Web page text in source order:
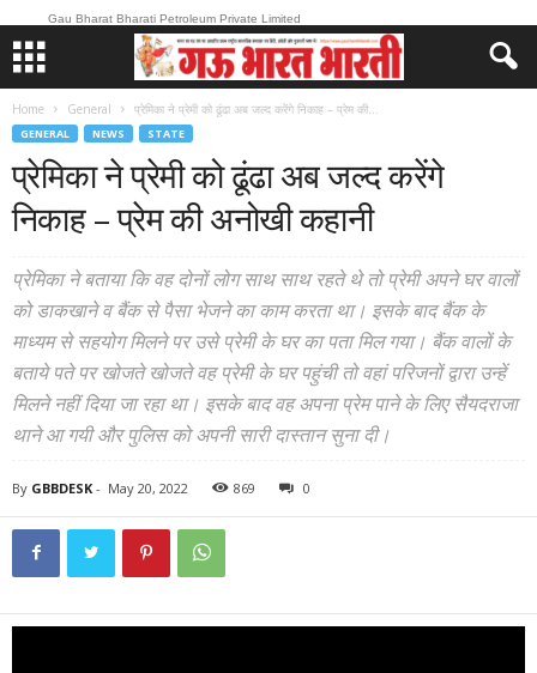
Gau Bharat Bharati Petroleum Private Limited
Home General प्रेमिका ने प्रेमी को ढूंढा अब जल्द करेंगे निकाह – प्रेम की...
GENERAL NEWS STATE
प्रेमिका ने प्रेमी को ढूंढा अब जल्द करेंगे
निकाह – प्रेम की अनोखी कहानी
प्रेमिका ने बताया कि वह दोनों लोग साथ साथ रहते थे तो प्रेमी अपने घर वालों
को डाकखाने व बैंक से पैसा भेजने का काम करता था। इसके बाद बैंक के
माध्यम से सहयोग मिलने पर उसे प्रेमी के घर का पता मिल गया। बैंक वालों के
बताये पते पर खोजते खोजते वह प्रेमी के घर पहुंची तो वहां परिजनों द्वारा उन्हें
मिलने नहीं दिया जा रहा था। इसके बाद वह अपना प्रेम पाने के लिए सैयदराजा
थाने आ गयी और पुलिस को अपनी सारी दास्तान सुना दी।
By GBBDESK - May 20, 2022 869 0